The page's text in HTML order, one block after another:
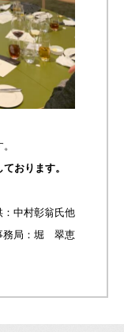
おります。
：中村彰翁氏他
務局：堀 翠恵